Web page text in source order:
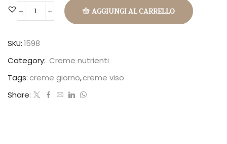
Eleven
quantità
AGGIUNGI AL CARRELLO
SKU:1598
Category: Creme nutrienti
Tags:creme giorno,creme viso
Share: